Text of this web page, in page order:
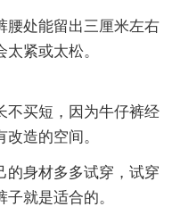
腰处能留出三厘米左右
紧或太松。
不买短，因为牛仔裤经
造的空间。
的身材多多试穿，试穿
就是适合的。